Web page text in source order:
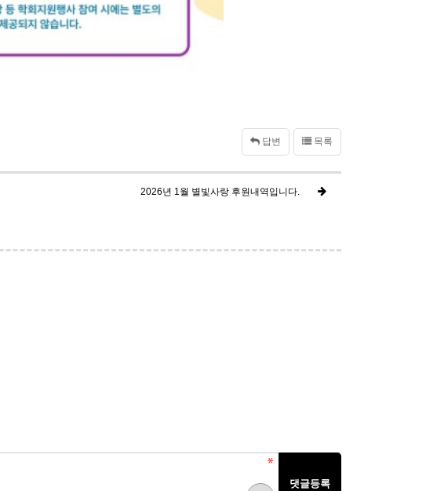
답변 목록
2026년 1월 별빛사랑 후원내역입니다.